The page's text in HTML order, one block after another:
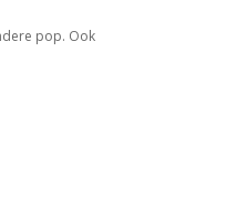
pop. Ook